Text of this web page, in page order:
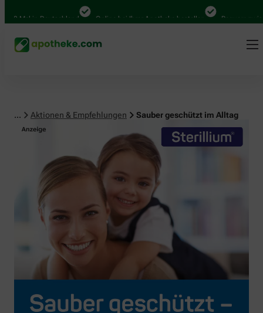
in Deutschland Online bei Ihrer Apotheke bestellen Bequem
... Aktionen & Empfehlungen Sauber geschützt im Alltag